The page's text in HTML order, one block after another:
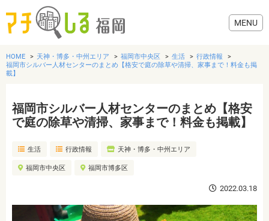
グルメ
美容・健康
おでかけ
HOME 天神・博多・中州エリア 福岡市中央区 生活
行政情報
福岡市シルバー人材センターのまとめ【格安で庭の除草や清掃、家事まで！料金も掲
載】
福岡市シルバー人材センターのまとめ【格安
で庭の除草や清掃、家事まで！料金も掲載】
生活 行政情報 天神・博多・中州エリア
福岡市中央区 福岡市博多区
2022.03.18